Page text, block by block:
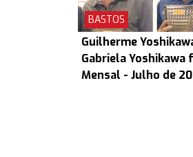
BASTOS
Guilherme
Gabriela
Mensal - Julho de